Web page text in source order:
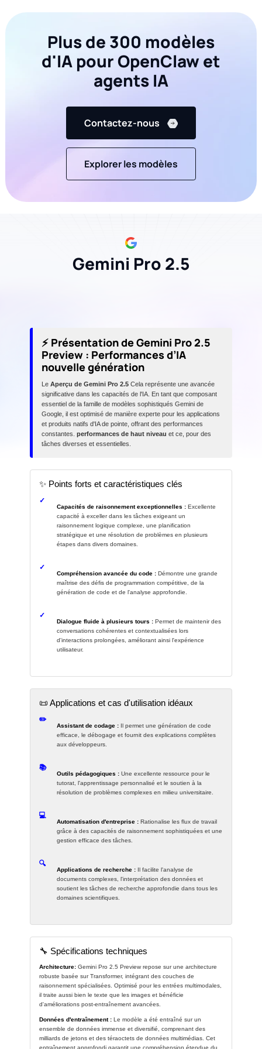
main();
Plus de 300 modèles
d'IA pour OpenClaw et
agents IA
Contactez-nous
Explorer les modèles
Gemini Pro 2.5
⚡ Présentation de Gemini Pro 2.5
Preview : Performances d’IA
nouvelle génération
LeAperçu de Gemini Pro 2.5 Cela représente une avancée
significative dans les capacités de l'IA. En tant que composant
essentiel de la famille de modèles sophistiqués Gemini de
Google, il est optimisé de manière experte pour les applications
et produits natifs d'IA de pointe, offrant des performances
constantes.performances de haut niveau et ce, pour des
tâches diverses et essentielles.
✨ Points forts et caractéristiques clés
✓
Capacités de raisonnement exceptionnelles : Excellente
capacité à exceller dans les tâches exigeant un
raisonnement logique complexe, une planification
stratégique et une résolution de problèmes en plusieurs
étapes dans divers domaines.
✓
Compréhension avancée du code : Démontre une grande
maîtrise des défis de programmation compétitive, de la
génération de code et de l'analyse approfondie.
✓
Dialogue fluide à plusieurs tours : Permet de maintenir des
conversations cohérentes et contextualisées lors
d'interactions prolongées, améliorant ainsi l'expérience
utilisateur.
📜 Applications et cas d'utilisation idéaux
✏️
Assistant de codage : Il permet une génération de code
efficace, le débogage et fournit des explications complètes
aux développeurs.
📚
Outils pédagogiques : Une excellente ressource pour le
tutorat, l'apprentissage personnalisé et le soutien à la
résolution de problèmes complexes en milieu universitaire.
💻
Automatisation d'entreprise : Rationalise les flux de travail
grâce à des capacités de raisonnement sophistiquées et une
gestion efficace des tâches.
🔍
Applications de recherche : Il facilite l'analyse de
documents complexes, l'interprétation des données et
soutient les tâches de recherche approfondie dans tous les
domaines scientifiques.
🔧 Spécifications techniques
Architecture: Gemini Pro 2.5 Preview repose sur une architecture
robuste basée sur Transformer, intégrant des couches de
raisonnement spécialisées. Optimisé pour les entrées multimodales,
il traite aussi bien le texte que les images et bénéficie
d'améliorations post-entraînement avancées.
Données d'entraînement : Le modèle a été entraîné sur un
ensemble de données immense et diversifié, comprenant des
milliards de jetons et des téraoctets de données multimédias. Cet